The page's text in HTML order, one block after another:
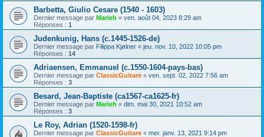
Barbetta, Giulio Cesare (1540 - 1603)
Dernier message par Marieh « ven. août 04, 2023 8:29 am
Réponses : 1
Judenkunig, Hans (c.1445-1526-de)
Dernier message par Filippa Kjølner « jeu. nov. 10, 2022 10:05 pm
Réponses : 14
Adriaensen, Emmanuel (c.1550-1604-pays-bas)
Dernier message par ClassicGuitare « ven. sept. 02, 2022 7:56 am
Réponses : 3
Besard, Jean-Baptiste (ca1567-ca1625-fr)
Dernier message par Marieh « dim. mai 30, 2021 10:52 am
Réponses : 3
Le Roy, Adrian (1520-1598-fr)
Dernier message par ClassicGuitare « mer. janv. 13, 2021 9:14 pm